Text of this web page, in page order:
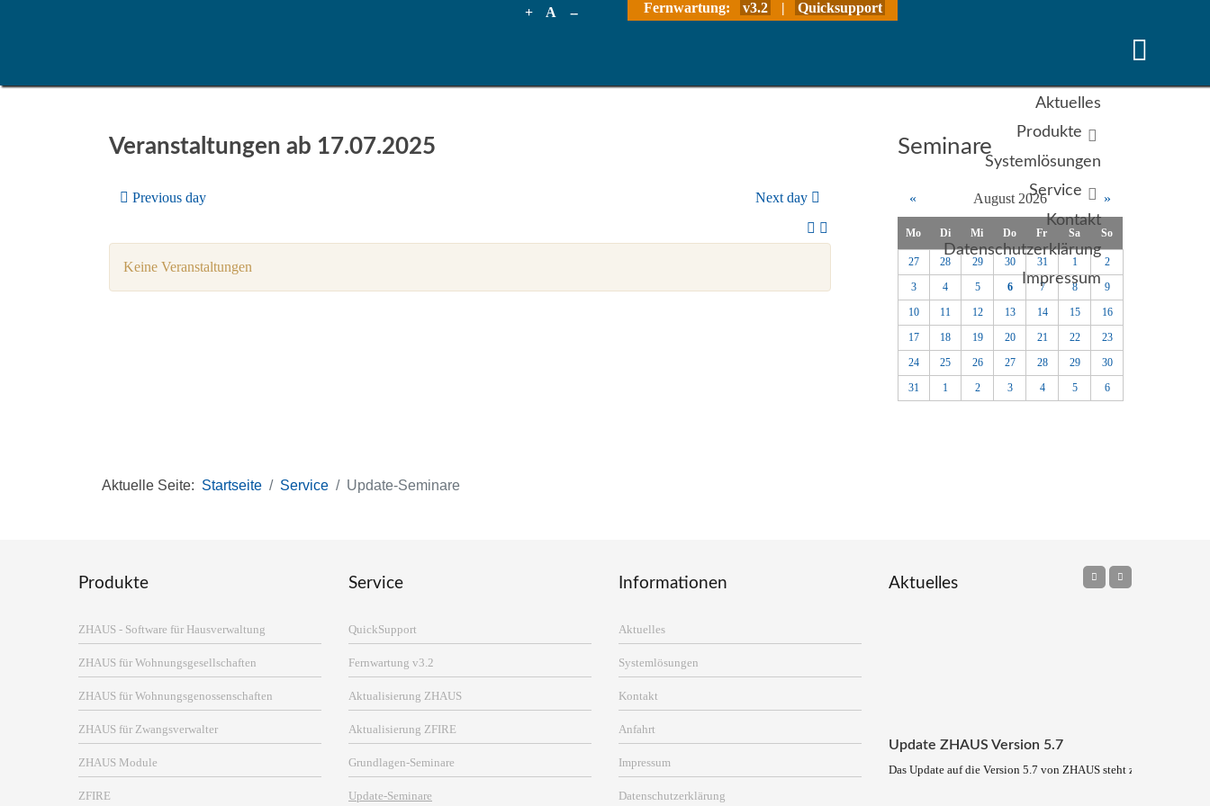
+ A -- Fernwartung: v3.2 | Quicksupport
Aktuelles
Produkte
Systemlösungen
Service
Kontakt
Datenschutzerklärung
Impressum
Veranstaltungen ab 17.07.2025
Previous day Next day
Keine Veranstaltungen
Seminare
« August 2026 »
Mo Di Mi Do Fr Sa So
27 28 29 30 31 1
2
3
4 5 6 7 8
9
10
11 12 13 14 15
16
17
18 19 20 21 22
23
24
25 26 27 28 29
30
31
1 2 3 4 5 6
Aktuelle Seite: Startseite Service Update-Seminare
Produkte
ZHAUS - Software für Hausverwaltung
ZHAUS für Wohnungsgesellschaften
ZHAUS für Wohnungsgenossenschaften
ZHAUS für Zwangsverwalter
ZHAUS Module
ZFIRE
Service
QuickSupport
Fernwartung v3.2
Aktualisierung ZHAUS
Aktualisierung ZFIRE
Grundlagen-Seminare
Update-Seminare
Informationen
Aktuelles
Systemlösungen
Kontakt
Anfahrt
Impressum
Datenschutzerklärung
Aktuelles
Update ZHAUS Version 5.7
Das Update auf die Version 5.7 von ZHAUS steht zum